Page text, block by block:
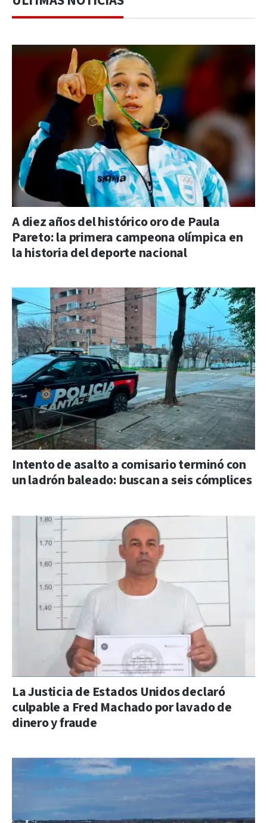
A diez años del histórico oro de Paula
Pareto: la primera campeona olímpica en
la historia del deporte nacional
Intento de asalto a comisario terminó con
un ladrón baleado: buscan a seis cómplices
La Justicia de Estados Unidos declaró
culpable a Fred Machado por lavado de
dinero y fraude